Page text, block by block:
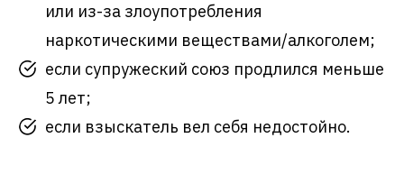
или из-за злоупотребления
наркотическими веществами/алкоголем;
если супружеский союз продлился меньше
5 лет;
если взыскатель вел себя недостойно.